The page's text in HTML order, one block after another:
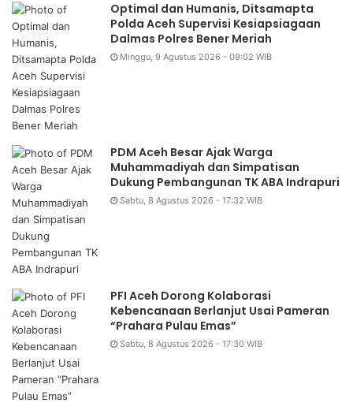
Optimal dan Humanis, Ditsamapta
Polda Aceh Supervisi Kesiapsiagaan
Dalmas Polres Bener Meriah
Minggu, 9 Agustus 2026 - 09:02 WIB
PDM Aceh Besar Ajak Warga
Muhammadiyah dan Simpatisan
Dukung Pembangunan TK ABA Indrapuri
Sabtu, 8 Agustus 2026 - 17:32 WIB
PFI Aceh Dorong Kolaborasi
Kebencanaan Berlanjut Usai Pameran
“Prahara Pulau Emas”
Sabtu, 8 Agustus 2026 - 17:30 WIB